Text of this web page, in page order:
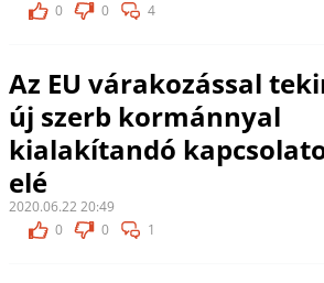
0
0 4
Az EU várakozással
új szerb kormánnyal
kialakítandó
elé
2020.06.22 20:49
0
0 1